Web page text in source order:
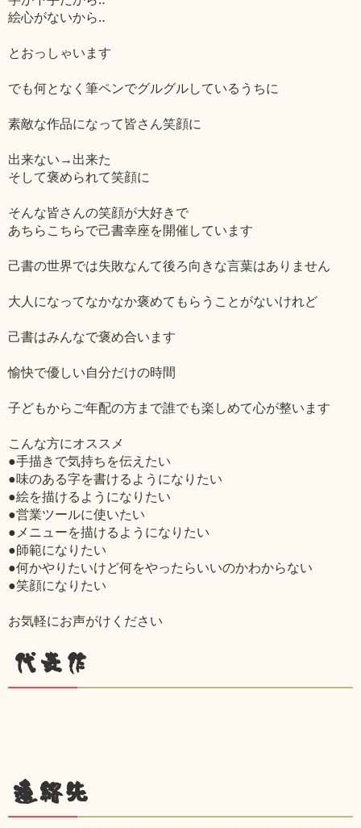
絵心がないから‥
とおっしゃいます
でも何となく筆ペンでグルグルしているうちに
素敵な作品になって皆さん笑顔に
出来ない→出来た
そして褒められて笑顔に
そんな皆さんの笑顔が大好きで
あちらこちらで己書幸座を開催しています
己書の世界では失敗なんて後ろ向きな言葉はありません
大人になってなかなか褒めてもらうことがないけれど
己書はみんなで褒め合います
愉快で優しい自分だけの時間
子どもからご年配の方まで誰でも楽しめて心が整います
こんな方にオススメ
●手描きで気持ちを伝えたい
●味のある字を書けるようになりたい
●絵を描けるようになりたい
●営業ツールに使いたい
●メニューを描けるようになりたい
●師範になりたい
●何かやりたいけど何をやったらいいのかわからない
●笑顔になりたい
お気軽にお声がけください
代表作
連絡先